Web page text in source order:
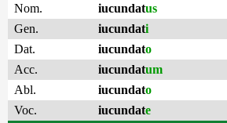
Nom.
iucundatus
Gen.
iucundati
Dat.
iucundato
Acc.
iucundatum
Abl.
iucundato
Voc.
iucundate